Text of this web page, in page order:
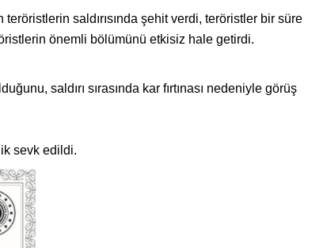
saldırısında şehit verdi, teröristler bir süre
önemli bölümünü etkisiz hale getirdi.
saldırı sırasında kar fırtınası nedeniyle görüş
sevk edildi.